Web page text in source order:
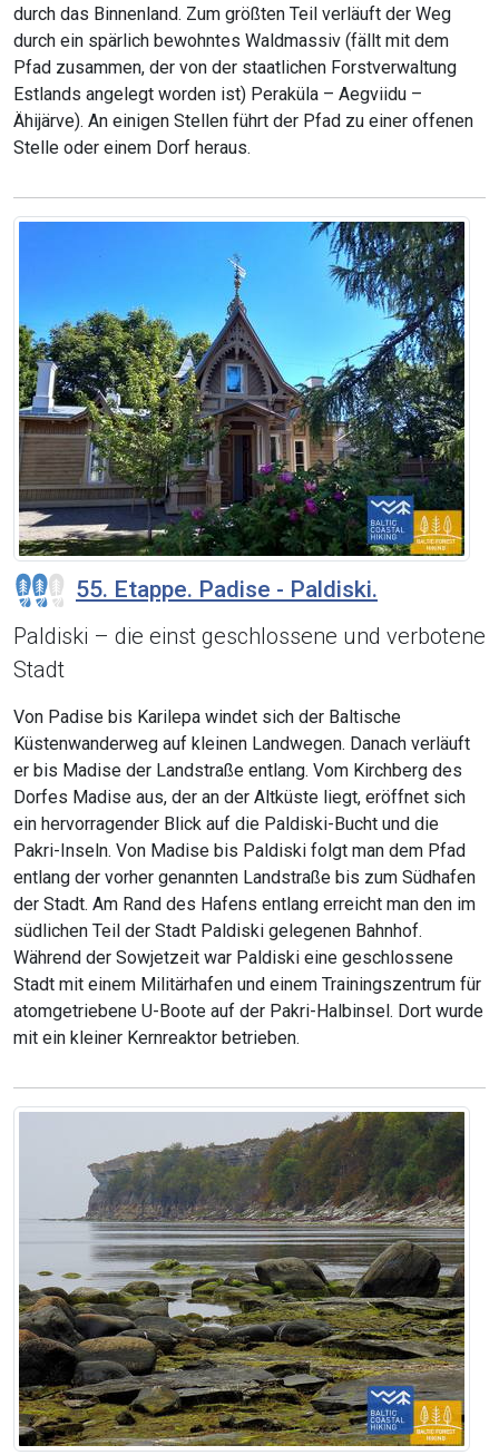
durch das Binnenland. Zum größten Teil verläuft der Weg
durch ein spärlich bewohntes Waldmassiv (fällt mit dem
Pfad zusammen, der von der staatlichen Forstverwaltung
Estlands angelegt worden ist) Peraküla – Aegviidu –
Ähijärve). An einigen Stellen führt der Pfad zu einer offenen
Stelle oder einem Dorf heraus.
55. Etappe. Padise - Paldiski.
Paldiski – die einst geschlossene und verbotene
Stadt
Von Padise bis Karilepa windet sich der Baltische
Küstenwanderweg auf kleinen Landwegen. Danach verläuft
er bis Madise der Landstraße entlang. Vom Kirchberg des
Dorfes Madise aus, der an der Altküste liegt, eröffnet sich
ein hervorragender Blick auf die Paldiski-Bucht und die
Pakri-Inseln. Von Madise bis Paldiski folgt man dem Pfad
entlang der vorher genannten Landstraße bis zum Südhafen
der Stadt. Am Rand des Hafens entlang erreicht man den im
südlichen Teil der Stadt Paldiski gelegenen Bahnhof.
Während der Sowjetzeit war Paldiski eine geschlossene
Stadt mit einem Militärhafen und einem Trainingszentrum für
atomgetriebene U-Boote auf der Pakri-Halbinsel. Dort wurde
mit ein kleiner Kernreaktor betrieben.